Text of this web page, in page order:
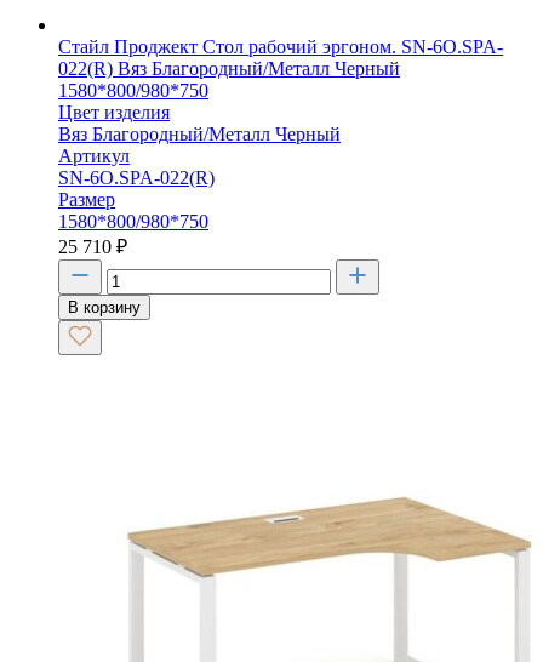
Стайл Проджект Стол рабочий эргоном. SN-6O.SPA-
022(R) Вяз Благородный/Металл Черный
1580*800/980*750
Цвет изделия
Вяз Благородный/Металл Черный
Артикул
SN-6O.SPA-022(R)
Размер
1580*800/980*750
25 710 ₽
В корзину